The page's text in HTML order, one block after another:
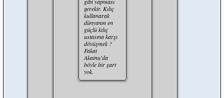
gerekir. Kılıç
kullanarak
dünyanın en
güçlü kılıç
ustasına karşı
dövüşmek ?
Fakat
Akainu'da
böyle bir şart
yok.